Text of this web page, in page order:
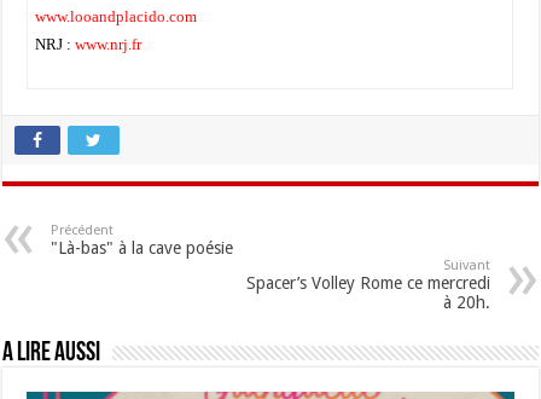
www.looandplacido.com
NRJ : www.nrj.fr
Précédent
"Là-bas" à la cave poésie
Suivant
Spacer’s Volley Rome ce mercredi
à 20h.
A lire aussi